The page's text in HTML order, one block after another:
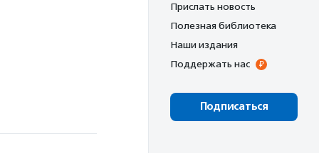
Прислать новость
Полезная библиотека
Наши издания
Поддержать нас
Подписаться